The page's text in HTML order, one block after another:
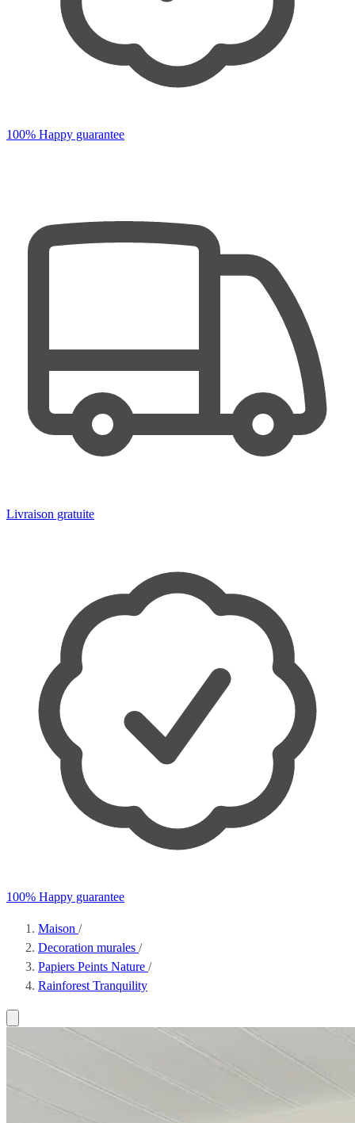
100% Happy guarantee
Livraison gratuite
100% Happy guarantee
Maison /
Decoration murales /
Papiers Peints Nature /
Rainforest Tranquility